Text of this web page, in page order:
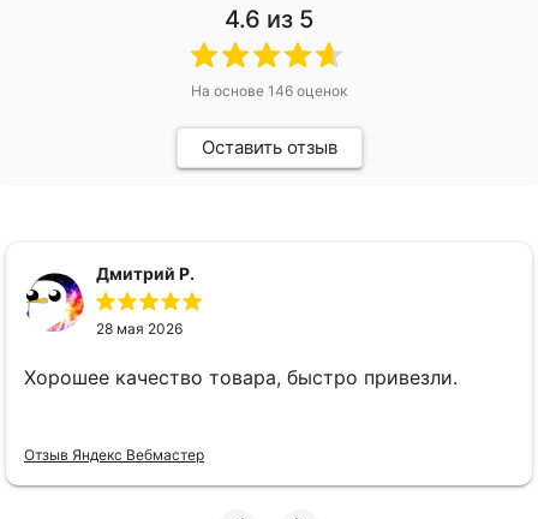
4.6 из 5
На основе 146 оценок
Оставить отзыв
Дмитрий Р.
28 мая 2026
Хорошее качество товара, быстро привезли.
Отзыв Яндекс Вебмастер